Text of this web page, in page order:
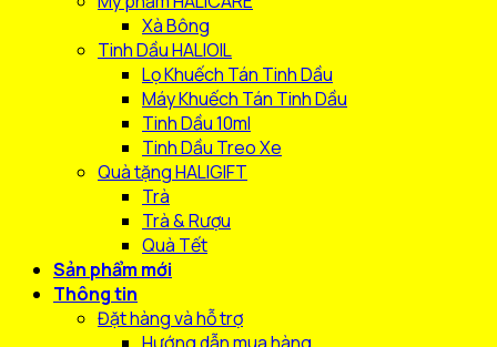
Xà Bông
Tinh Dầu HALIOIL
Lọ Khuếch Tán Tinh Dầu
Máy Khuếch Tán Tinh Dầu
Tinh Dầu 10ml
Tinh Dầu Treo Xe
Quà tặng HALIGIFT
Trà
Trà & Rượu
Quà Tết
Sản phẩm mới
Thông tin
Đặt hàng và hỗ trợ